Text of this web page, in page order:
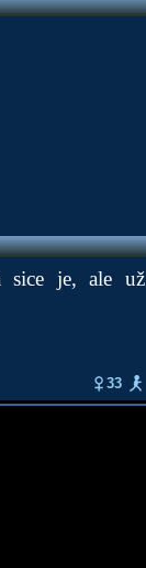
sice je, ale už
33